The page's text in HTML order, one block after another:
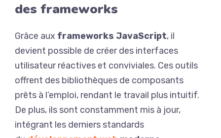
des frameworks
Grâce aux frameworks JavaScript, il
devient possible de créer des interfaces
utilisateur réactives et conviviales. Ces outils
offrent des bibliothèques de composants
prêts à l’emploi, rendant le travail plus intuitif.
De plus, ils sont constamment mis à jour,
intégrant les derniers standards